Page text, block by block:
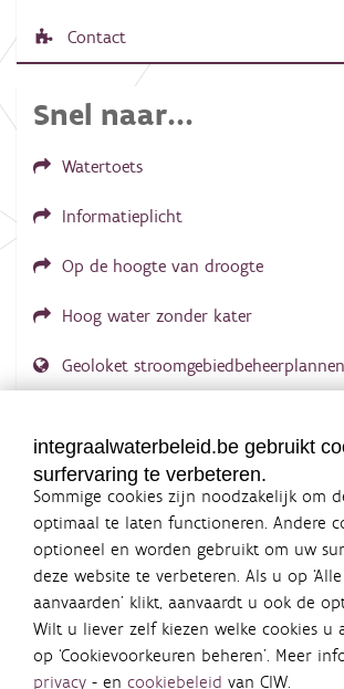
Contact
Snel naar...
Watertoets
Informatieplicht
Op de hoogte van droogte
Hoog water zonder kater
Geoloket stroomgebiedbeheerplannen
LOGIN VEREIST
integraalwaterbeleid.be gebruikt
surfervaring te verbeteren.
Sommige cookies zijn noodzakelijk om
optimaal te laten functioneren. Andere
optioneel en worden gebruikt om uw
deze website te verbeteren. Als u op
aanvaarden’ klikt, aanvaardt u ook de
Wilt u liever zelf kiezen welke cookies u
op ‘Cookievoorkeuren beheren’. Meer
privacy - en cookiebeleid van CIW.
Integraalwaterbeleid.be is een
officiële website van de Vlaamse
overheid
uitgegeven door Coördinatiecommissie
Waterbeleid